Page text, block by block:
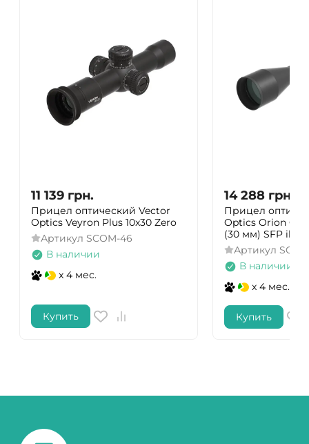
11 139 грн.
Прицел оптический Vector
Optics Veyron Plus 10x30 Zero
Артикул SCOM-46
В наличии
x 4 мес.
Купить
14 288 грн.
Прицел
Optics Orion
(30 мм) SFP
Артикул
В наличии
x 4 мес.
Купить